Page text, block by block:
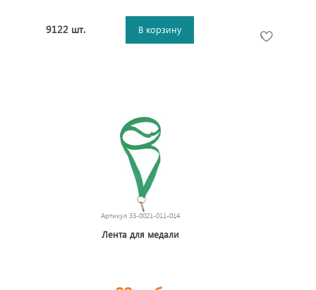
9122 шт. В корзину
Артикул 33-0021-011-014
Лента для медали